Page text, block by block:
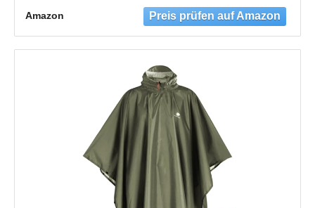
mit Kapuze Faltbare Schutzdecke
Unterschlupf für im Freien Camping
Wandern Angeln-Meeresblau
Amazon